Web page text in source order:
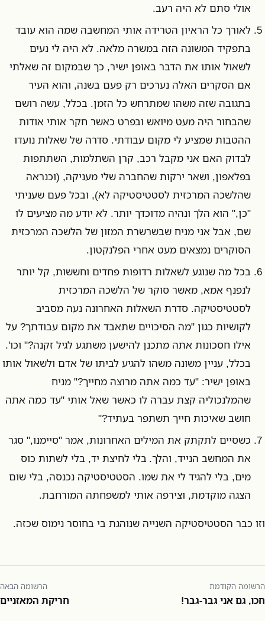
אולי סתם לא היה רעב.
לאורך כל הראיון הטרידה אותי המחשבה שמה הוא עובד
בתפקיד המשונה הזה במשרה מלאה. לא היה לי נעים
לשאול אותו את הדבר באופן ישיר, כך שבמקום זה שאלתי
אם הסקרים האלה נערכים רק פעם בשנה, והוא העיר
בתגובה שזה משהו שמתרחש כל הזמן. בכלל, עשה רושם
שהבחור היה מעט מיואש ובפרט כאשר חקר אותי אודות
ההטבות שמציע לי מקום עבודתי. סדרה של שאלות נועדו
לבדוק האם אני מקבל רכב, קרן השתלמות, השתתפות
בפלאפון, ושאר ירקות שהחברה שלי מעניקה, (וכנראה
שהלשכה המרכזית לסטטיסטיקה לא), ובכל פעם שעניתי
"כן," הוא הלך ונהיה מדוכדך יותר. לא יודע מה מציעים לו
שם, אבל אני מניח שבשרשרת המזון של הלשכה המרכזית
הסוקרים נמצאים מעט אחרי הפלנקטון.
בכל מה שנוגע לשאלות רדופות פחדים וחששות, קל יותר
לנפנף אמא, מאשר סוקר של הלשכה המרכזית
לסטטיסטיקה. סדרת השאלות האחרונה נעה מסביב
לקושיות כגון "מה הסיכויים שתאבד את מקום עבודתך? על
אילו חסכונות אתה מתכנן להישען משתגע לגיל זקנה?" וכו'.
בכלל, עניין משונה משהו להגיע לביתו של אדם ולשאול אותו
באופן ישיר: "עד כמה אתה מרוצה מחייך?" מניח
שהמלנכוליה קצת עברה לו כאשר שאל אותי "עד כמה אתה
חושב שאיכות חייך תשתפר בעתיד?"
כשסיים לתקתק את המילים האחרונות, אמר "סיימנו," סגר
את המחשב הנייד, והלך. בלי לחיצת יד, בלי לשתות כוס
מים, בלי להגיד לי את שמו. הסטטיסטיקה נכנסה, בלי שום
הצגה מוקדמת, וצירפה אותי למשפחתה המורחבת.
וזו כבר הסטטיסטיקה השנייה שנוהגת בי בחוסר נימוס שכזה.
הרשומה הקודמת
חכו, גם אני גבר-גבר!
הרשומה הבאה
חריקת המאזניים